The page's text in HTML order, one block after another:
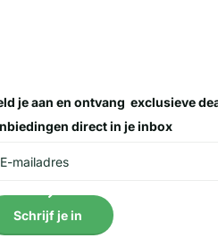
je aan en ontvang exclusieve
direct in je inbox
Schrijf je in